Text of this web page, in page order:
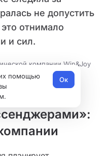
помощью
Ок
не допустить
отнимало
и сил.
компании Win&Joy
с